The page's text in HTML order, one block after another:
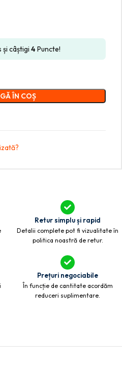
câștigi 4Puncte!
ÎN COȘ
Retur simplu și rapid
Detalii complete pot fi vizualitate în
politica noastră de retur.
Prețuri negociabile
În funcție de cantitate acordăm
reduceri suplimentare.